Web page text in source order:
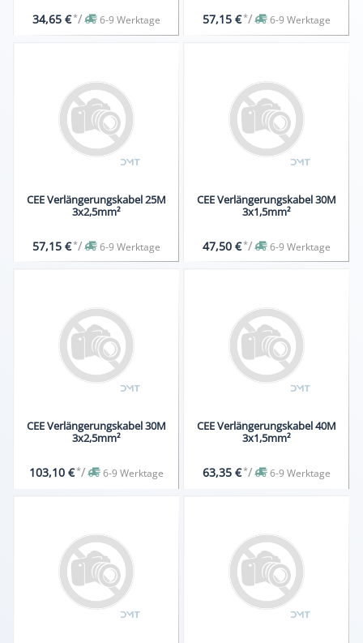
34,65 €*/ 6-9 Werktage 57,15 €*/ 6-9 Werktage
CEE Verlängerungskabel 25M
3x2,5mm²
57,15 €*/ 6-9 Werktage
CEE Verlängerungskabel 30M
3x1,5mm²
47,50 €*/ 6-9 Werktage
CEE Verlängerungskabel 30M
3x2,5mm²
103,10 €*/ 6-9 Werktage
CEE Verlängerungskabel 40M
3x1,5mm²
63,35 €*/ 6-9 Werktage